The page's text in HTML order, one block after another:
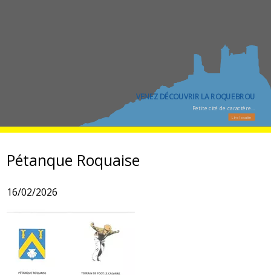
VENEZ DÉCOUVRIR LA ROQUEBROU
Petite cité de caractère...
Lire la suite
Pétanque Roquaise
16/02/2026